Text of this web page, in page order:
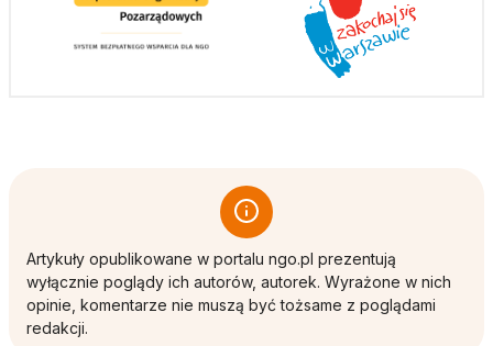
Artykuły opublikowane w portalu ngo.pl prezentują
wyłącznie poglądy ich autorów, autorek. Wyrażone w nich
opinie, komentarze nie muszą być tożsame z poglądami
redakcji.